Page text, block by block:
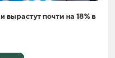
почти на 18% в